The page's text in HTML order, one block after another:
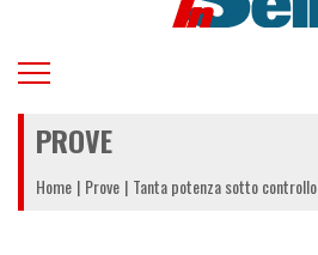
PROVE
Home Prove Tanta potenza sotto controllo